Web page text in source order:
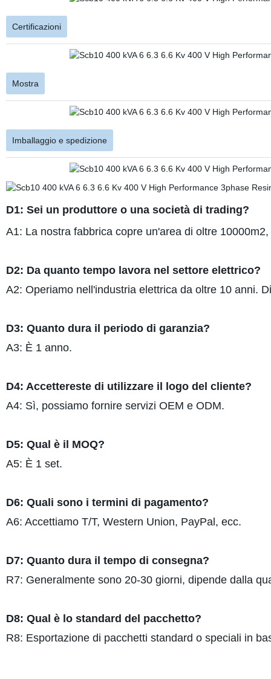
Certificazioni
Mostra
Imballaggio e spedizione
D1: Sei un produttore o una società di trading?
A1: La nostra fabbrica copre un'area di oltre 10000m2,
D2: Da quanto tempo lavora nel settore elettrico?
A2: Operiamo nell'industria elettrica da oltre 10 anni.
D3: Quanto dura il periodo di garanzia?
A3: È 1 anno.
D4: Accettereste di utilizzare il logo del cliente?
A4: Sì, possiamo fornire servizi OEM e ODM.
D5: Qual è il MOQ?
A5: È 1 set.
D6: Quali sono i termini di pagamento?
A6: Accettiamo T/T, Western Union, PayPal, ecc.
D7: Quanto dura il tempo di consegna?
R7: Generalmente sono 20-30 giorni, dipende dalla
D8: Qual è lo standard del pacchetto?
R8: Esportazione di pacchetti standard o speciali in